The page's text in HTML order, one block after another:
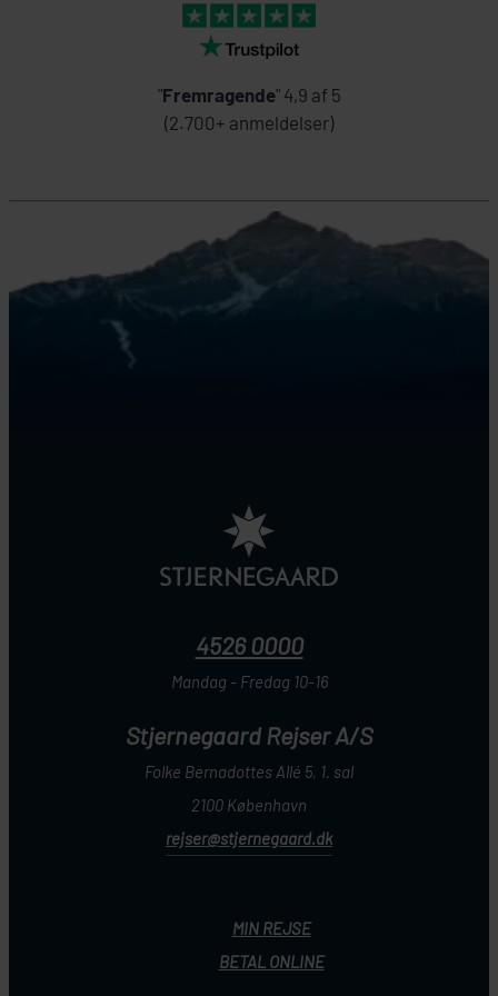
"Fremragende" 4,9 af 5
(2.700+ anmeldelser)
4526 0000
Mandag - Fredag 10-16
Stjernegaard Rejser A/S
Folke Bernadottes Allé 5, 1. sal
2100 København
rejser@stjernegaard.dk
MIN REJSE
BETAL ONLINE